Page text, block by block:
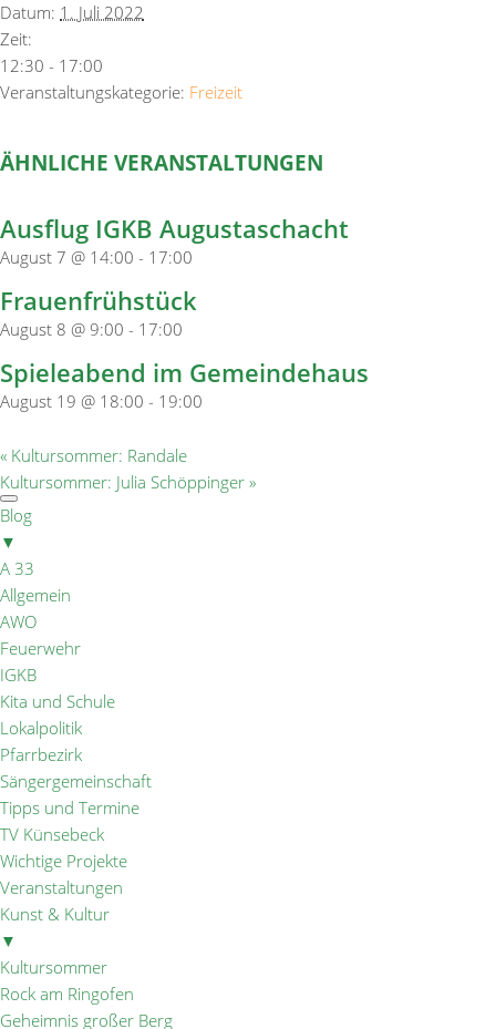
Datum: 1. Juli 2022
Zeit:
12:30 - 17:00
Veranstaltungskategorie: Freizeit
ÄHNLICHE VERANSTALTUNGEN
Ausflug IGKB Augustaschacht
August 7 @ 14:00 - 17:00
Frauenfrühstück
August 8 @ 9:00 - 17:00
Spieleabend im Gemeindehaus
August 19 @ 18:00 - 19:00
« Kultursommer: Randale
Kultursommer: Julia Schöppinger »
Blog
▼
A 33
Allgemein
AWO
Feuerwehr
IGKB
Kita und Schule
Lokalpolitik
Pfarrbezirk
Sängergemeinschaft
Tipps und Termine
TV Künsebeck
Wichtige Projekte
Veranstaltungen
Kunst & Kultur
▼
Kultursommer
Rock am Ringofen
Geheimnis großer Berg